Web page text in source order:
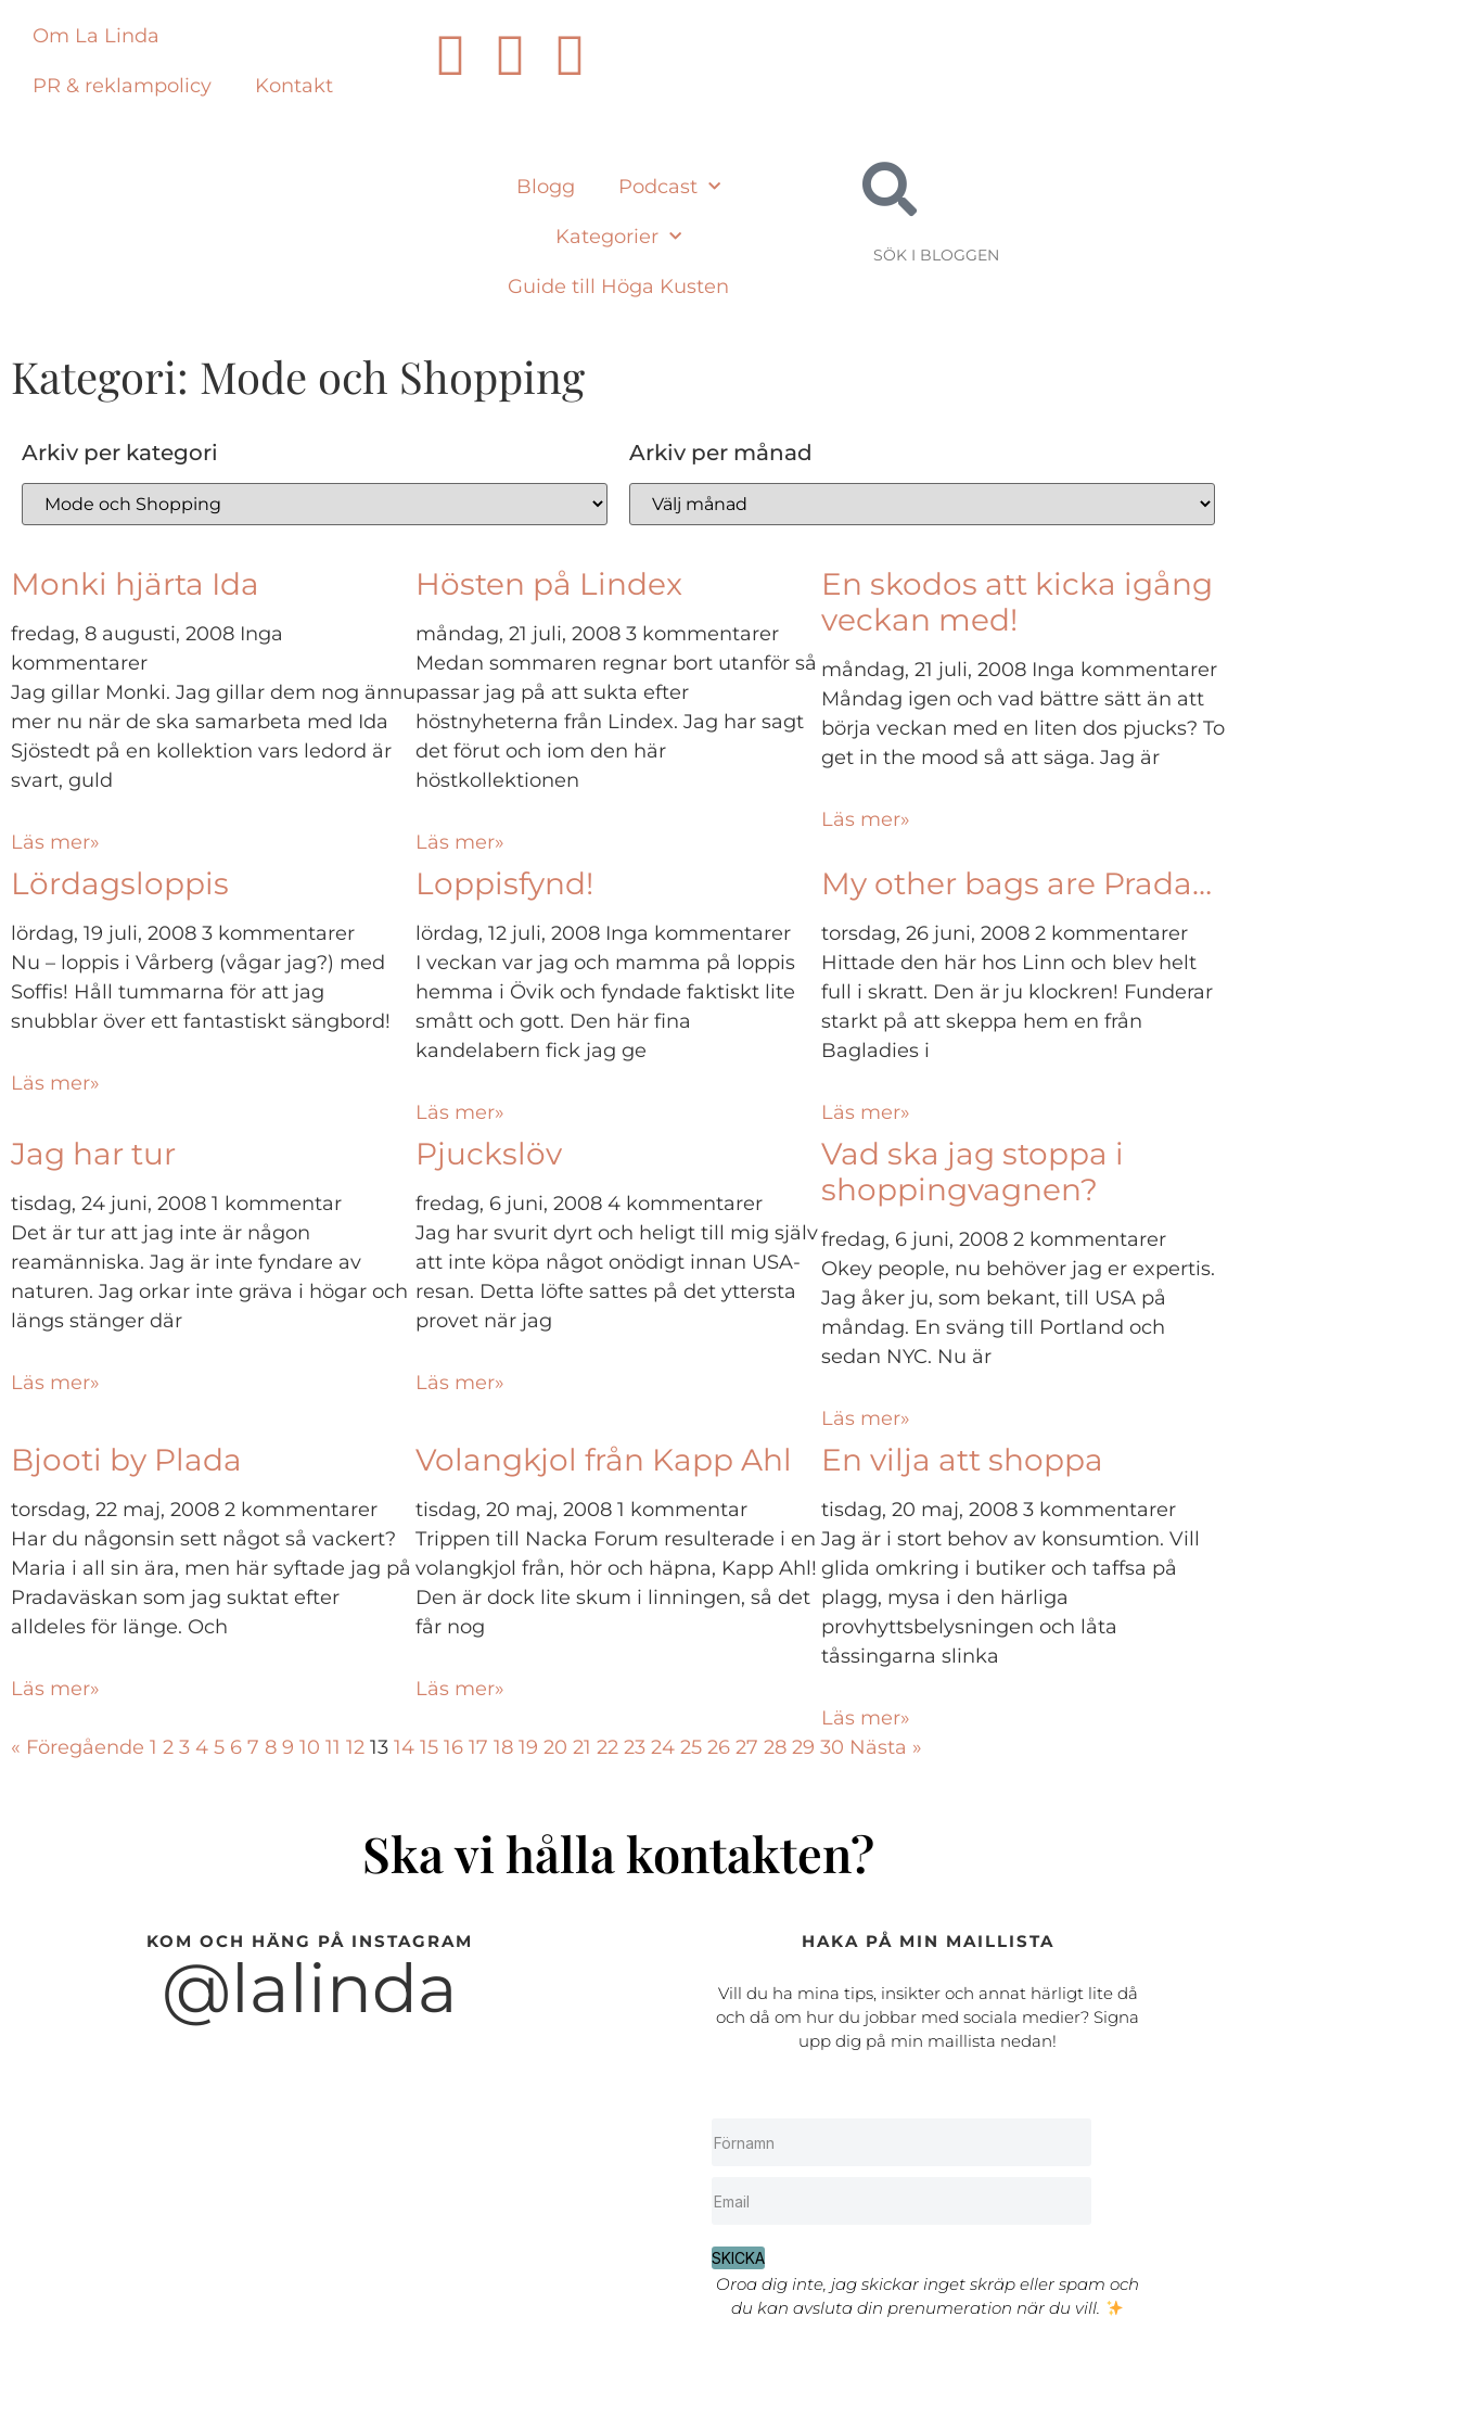
Om La Linda
PR & reklampolicy Kontakt
Blogg Podcast
Kategorier
Guide till Höga Kusten
Kategori: Mode och Shopping
Arkiv per kategori Arkiv per månad
Monki hjärta Ida
fredag, 8 augusti, 2008 Inga
kommentarer
Jag gillar Monki. Jag gillar dem nog ännu
mer nu när de ska samarbeta med Ida
Sjöstedt på en kollektion vars ledord är
svart, guld
Läs mer»
Hösten på Lindex
måndag, 21 juli, 20083 kommentarer
Medan sommaren regnar bort utanför så
passar jag på att sukta efter
höstnyheterna från Lindex. Jag har sagt
det förut och iom den här
höstkollektionen
Läs mer»
En skodos att kicka igång
veckan med!
måndag, 21 juli, 2008 Inga kommentarer
Måndag igen och vad bättre sätt än att
börja veckan med en liten dos pjucks? To
get in the mood så att säga. Jag är
Läs mer»
Lördagsloppis
lördag, 19 juli, 2008 3 kommentarer
Nu – loppis i Vårberg (vågar jag?) med
Soffis! Håll tummarna för att jag
snubblar över ett fantastiskt sängbord!
Läs mer»
Loppisfynd!
lördag, 12 juli, 2008 Inga kommentarer
I veckan var jag och mamma på loppis
hemma i Övik och fyndade faktiskt lite
smått och gott. Den här fina
kandelabern fick jag ge
Läs mer»
My other bags are Prada…
torsdag, 26 juni, 2008 2 kommentarer
Hittade den här hos Linn och blev helt
full i skratt. Den är ju klockren! Funderar
starkt på att skeppa hem en från
Bagladies i
Läs mer»
Jag har tur
tisdag, 24 juni, 2008 1 kommentar
Det är tur att jag inte är någon
reamänniska. Jag är inte fyndare av
naturen. Jag orkar inte gräva i högar och
längs stänger där
Läs mer»
Pjuckslöv
fredag, 6 juni, 20084 kommentarer
Jag har svurit dyrt och heligt till mig själv
att inte köpa något onödigt innan USA-
resan. Detta löfte sattes på det yttersta
provet när jag
Läs mer»
Vad ska jag stoppa i
shoppingvagnen?
fredag, 6 juni, 2008 2 kommentarer
Okey people, nu behöver jag er expertis.
Jag åker ju, som bekant, till USA på
måndag. En sväng till Portland och
sedan NYC. Nu är
Läs mer»
Bjooti by Plada
torsdag, 22 maj, 2008 2 kommentarer
Har du någonsin sett något så vackert?
Maria i all sin ära, men här syftade jag på
Pradaväskan som jag suktat efter
alldeles för länge. Och
Läs mer»
Volangkjol från Kapp Ahl
tisdag, 20 maj, 20081 kommentar
Trippen till Nacka Forum resulterade i en
volangkjol från, hör och häpna, Kapp Ahl!
Den är dock lite skum i linningen, så det
får nog
Läs mer»
En vilja att shoppa
tisdag, 20 maj, 2008 3 kommentarer
Jag är i stort behov av konsumtion. Vill
glida omkring i butiker och taffsa på
plagg, mysa i den härliga
provhyttsbelysningen och låta
tåssingarna slinka
Läs mer»
« Föregående 1 2 3 4 5 6 7 8 9 10 11 12 13 14 15 16 17 18 19 20 21 22 23 24 25 26 27 28 29 30 Nästa »
Ska vi hålla kontakten?
KOM OCH HÄNG PÅ INSTAGRAM
@lalinda
HAKA PÅ MIN MAILLISTA
Vill du ha mina tips, insikter och annat härligt lite då
och då om hur du jobbar med sociala medier? Signa
upp dig på min maillista nedan!
SKICKA
Oroa dig inte, jag skickar inget skräp eller spam och
du kan avsluta din prenumeration när du vill.